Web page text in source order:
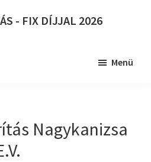
- FIX DÍJJAL 2026
Menü
Nagykanizsa